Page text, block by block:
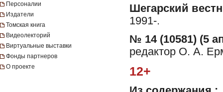
Персоналии
Издатели
Томская книга
Видеолекторий
Виртуальные выставки
Фонды партнеров
О проекте
Шегарский
1991-.
№ 14 (10581) (5
редактор О. А.
12+